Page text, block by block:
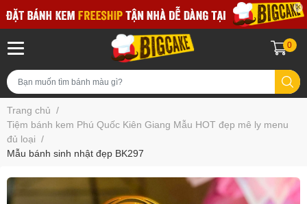
0
Trang chủ /
Tiệm bánh kem Phú Quốc Kiên Giang Mẫu HOT đẹp mê ly menu
đủ loại /
Mẫu bánh sinh nhật đẹp BK297